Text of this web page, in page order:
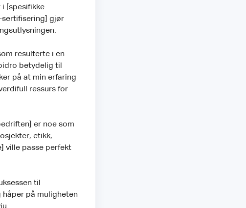
[spesifikke
sertifisering] gjør
resulterte i en
betydelig til
på at min erfaring
ressurs for
er noe som
etikk,
ville passe perfekt
til
håper på muligheten